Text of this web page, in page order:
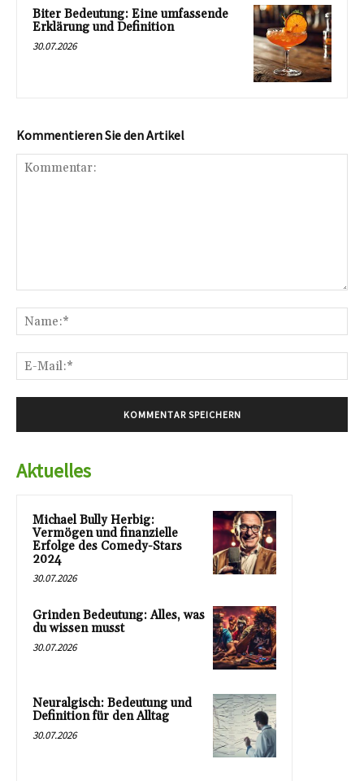
Biter Bedeutung: Eine umfassende
Erklärung und Definition
30.07.2026
Kommentieren Sie den Artikel
Aktuelles
Michael Bully Herbig:
Vermögen und finanzielle
Erfolge des Comedy-Stars
2024
30.07.2026
Grinden Bedeutung: Alles, was
du wissen musst
30.07.2026
Neuralgisch: Bedeutung und
Definition für den Alltag
30.07.2026